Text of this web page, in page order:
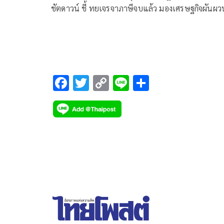
ชัตดาวน์ ชี้ ทยเจรจาภาษีจบแล้ว มองเศรษฐกิจผันผว
F
ac
e
T
wi
tt
C
o
p
Li